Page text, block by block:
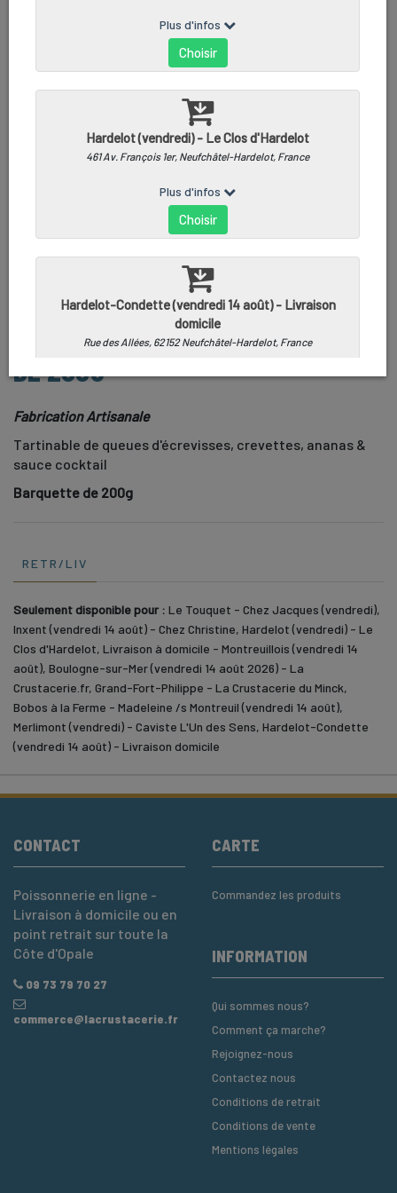
SALADE COCKTAIL - BARQUETTE
DE 200G
Fabrication Artisanale
Tartinable de queues d'écrevisses, crevettes, ananas &
sauce cocktail
Barquette de 200g
RETR/LIV
Seulement disponible pour : Le Touquet - Chez Jacques (vendredi),
Inxent (vendredi 14 août) - Chez Christine, Hardelot (vendredi) - Le
Clos d'Hardelot, Livraison à domicile - Montreuillois (vendredi 14
août), Boulogne-sur-Mer (vendredi 14 août 2026) - La
Crustacerie.fr, Grand-Fort-Philippe - La Crustacerie du Minck,
Bobos à la Ferme - Madeleine /s Montreuil (vendredi 14 août),
Merlimont (vendredi) - Caviste L'Un des Sens, Hardelot-Condette
(vendredi 14 août) - Livraison domicile
CONTACT
Poissonnerie en ligne -
Livraison à domicile ou en
point retrait sur toute la
Côte d'Opale
09 73 79 70 27
commerce@lacrustacerie.fr
CARTE
Commandez les produits
INFORMATION
Qui sommes nous?
Comment ça marche?
Rejoignez-nous
Contactez nous
Conditions de retrait
Conditions de vente
Mentions légales